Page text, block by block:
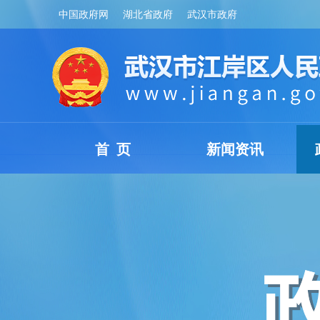
中国政府网 湖北省政府 武汉市政府
首 页 新闻资讯